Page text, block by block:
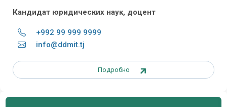
Кандидат юридических наук, доцент
+992 99 999 9999
info@ddmit.tj
Подробно